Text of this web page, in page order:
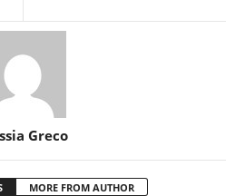
Greco
MORE FROM AUTHOR